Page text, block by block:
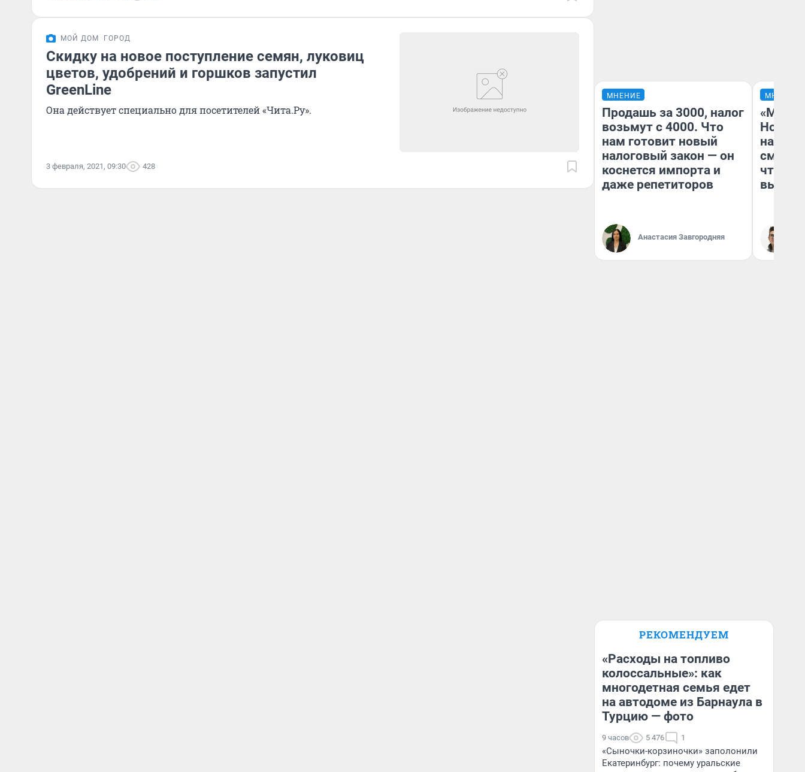
МОЙ ДОМ ГОРОД
Скидку на новое поступление семян, луковиц
цветов, удобрений и горшков запустил
GreenLine
Она действует специально для посетителей «Чита.Ру».
3 февраля, 2021, 09:30 428
МНЕНИЕ
Продашь за 3000, налог
возьмут с 4000. Что
нам готовит новый
налоговый закон — он
коснется импорта и
даже репетиторов
Анастасия Завгородняя
МНЕНИЕ
«Мы
чтобы
РЕКОМЕНДУЕМ
«Расходы на топливо
колоссальные»: как
многодетная семья едет
на автодоме из Барнаула в
Турцию — фото
9 часов 5 476 1
«Сыночки-корзиночки» заполонили
Екатеринбург: почему уральские